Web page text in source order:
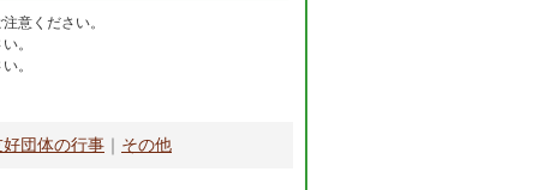
意ください。
。
。
好団体の行事 ｜ その他